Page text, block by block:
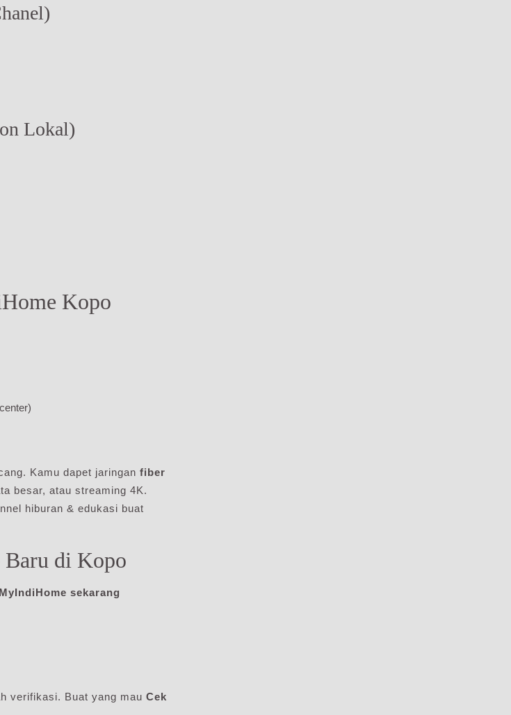
Lokal)
Kopo
Kamu dapet jaringan fiber
besar, atau streaming 4K.
hiburan & edukasi buat
Baru di Kopo
MyIndiHome sekarang
verifikasi. Buat yang mau Cek